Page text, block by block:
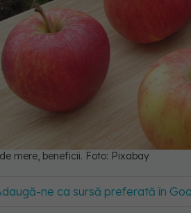
mere, beneficii. Foto: Pixabay
ne ca sursă preferată în